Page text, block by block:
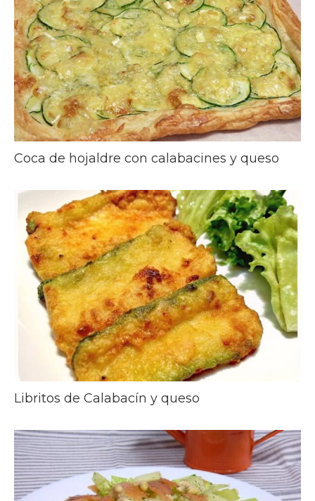
Coca de hojaldre con calabacines y queso
Libritos de Calabacín y queso